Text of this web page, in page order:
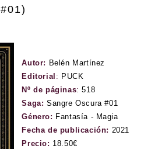
#01)
Autor: Belén Martínez
Editorial : PUCK
Nº de páginas: 518
Saga:Sangre Oscura #01
Género: Fantasía - Magia
Fecha de publicación: 2021
Precio: 18.50€